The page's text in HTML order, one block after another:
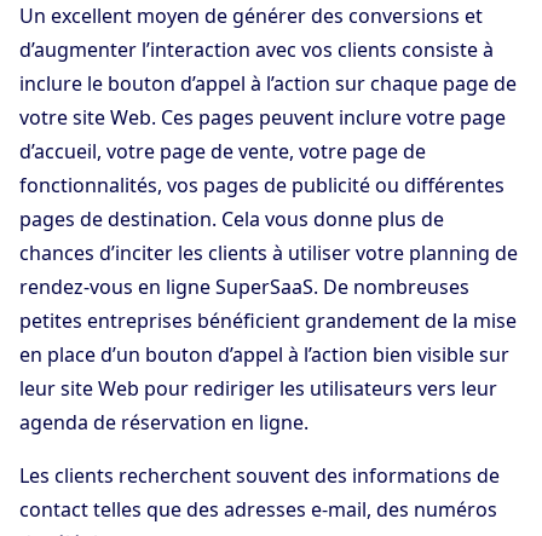
Un excellent moyen de générer des conversions et
d’augmenter l’interaction avec vos clients consiste à
inclure le bouton d’appel à l’action sur chaque page de
votre site Web. Ces pages peuvent inclure votre page
d’accueil, votre page de vente, votre page de
fonctionnalités, vos pages de publicité ou différentes
pages de destination. Cela vous donne plus de
chances d’inciter les clients à utiliser votre planning de
rendez-vous en ligne SuperSaaS. De nombreuses
petites entreprises bénéficient grandement de la mise
en place d’un bouton d’appel à l’action bien visible sur
leur site Web pour rediriger les utilisateurs vers leur
agenda de réservation en ligne.
Les clients recherchent souvent des informations de
contact telles que des adresses e-mail, des numéros